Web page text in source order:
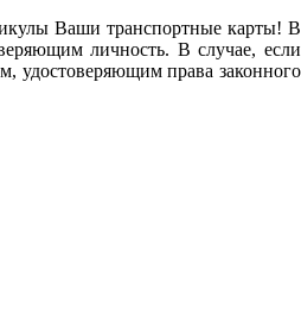
Ваши транспортные карты! В
личность. В случае, если
удостоверяющим права законного